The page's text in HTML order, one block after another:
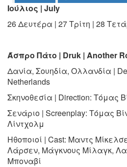
ΤΟΠΟΣ
ΔΗΜΟΣ
ΠΟΛΙΤΙΣΜΟΣ
ΠΟΛΗ
Ιούλιος | July
26 Δευτέρα | 27 Τρίτη | 28
Άσπρο Πάτο | Druk | Another
Δανία, Σουηδία, Ολλανδία |
Netherlands
Σκηνοθεσία | Direction: Τόμας
Σενάριο | Screenplay: Τόμας
Λίντχολμ
Ηθοποιοί | Cast: Μαντς
Λάρσεν, Μάγκνους Μίλαγκ,
Μποναβί